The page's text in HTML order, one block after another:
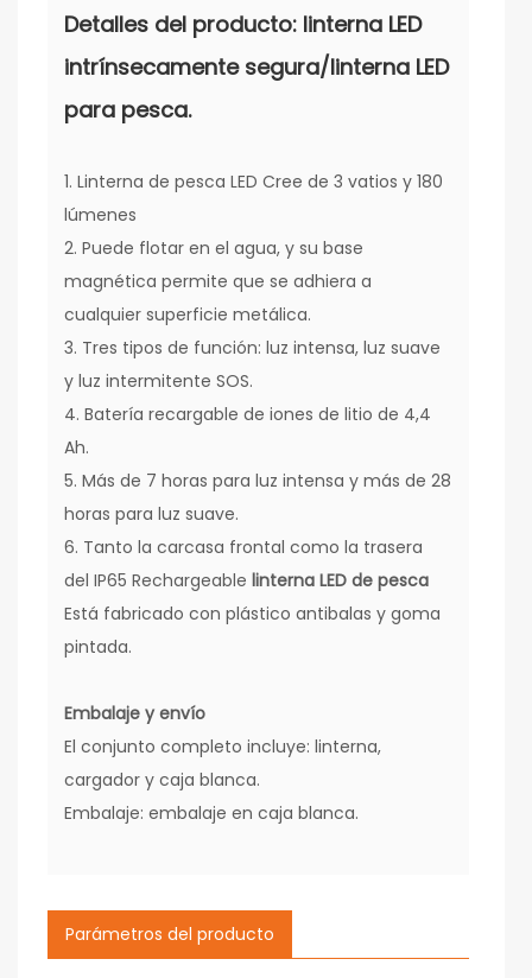
Detalles del producto: linterna LED
intrínsecamente segura/linterna LED
para pesca.
1. Linterna de pesca LED Cree de 3 vatios y 180
lúmenes
2. Puede flotar en el agua, y su base
magnética permite que se adhiera a
cualquier superficie metálica.
3. Tres tipos de función: luz intensa, luz suave
y luz intermitente SOS.
4. Batería recargable de iones de litio de 4,4
Ah.
5. Más de 7 horas para luz intensa y más de 28
horas para luz suave.
6. Tanto la carcasa frontal como la trasera
del IP65 Rechargeable linterna LED de pesca
Está fabricado con plástico antibalas y goma
pintada.
Embalaje y envío
El conjunto completo incluye: linterna,
cargador y caja blanca.
Embalaje: embalaje en caja blanca.
Parámetros del producto